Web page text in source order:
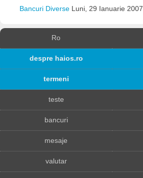
Bancuri Diverse Luni, 29 Ianuarie 2007
Ro
despre haios.ro
termeni
teste
bancuri
mesaje
valutar